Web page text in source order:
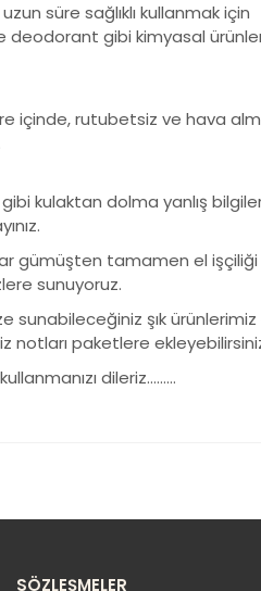
süre sağlıklı kullanmak için
deodorant gibi kimyasal
içinde, rutubetsiz ve hava
kulaktan dolma yanlış
gümüşten tamamen el işçiliği
sunuyoruz.
sunabileceğiniz şık
notları paketlere
dileriz………
bilgiler bulunuyor.
SÖZLEŞMELER